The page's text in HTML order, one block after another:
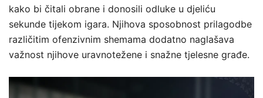
kako bi čitali obrane i donosili odluke u djeliću
sekunde tijekom igara. Njihova sposobnost prilagodbe
različitim ofenzivnim shemama dodatno naglašava
važnost njihove uravnotežene i snažne tjelesne građe.